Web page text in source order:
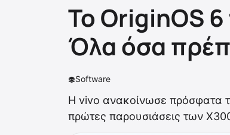
Το OriginOS 6
Όλα όσα
Software
Η vivo ανακοίνωσε πρόσφατα
πρώτες παρουσιάσεις των